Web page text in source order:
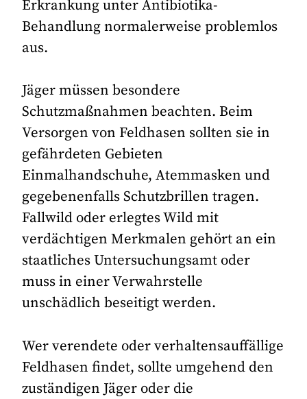
Erkrankung unter Antibiotika-
Behandlung normalerweise problemlos
aus.
Jäger müssen besondere
Schutzmaßnahmen beachten. Beim
Versorgen von Feldhasen sollten sie in
gefährdeten Gebieten
Einmalhandschuhe, Atemmasken und
gegebenenfalls Schutzbrillen tragen.
Fallwild oder erlegtes Wild mit
verdächtigen Merkmalen gehört an ein
staatliches Untersuchungsamt oder
muss in einer Verwahrstelle
unschädlich beseitigt werden.
Wer verendete oder verhaltensauffällige
Feldhasen findet, sollte umgehend den
zuständigen Jäger oder die